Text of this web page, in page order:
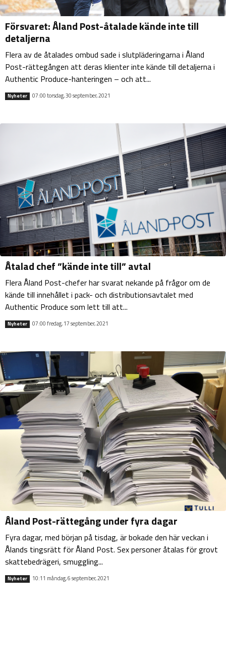
Försvaret: Åland Post-åtalade kände inte till
detaljerna
Flera av de åtalades ombud sade i slutpläderingarna i Åland
Post-rättegången att deras klienter inte kände till detaljerna i
Authentic Produce-hanteringen – och att...
Nyheter 07:00 torsdag, 30 september, 2021
Åtalad chef ”kände inte till” avtal
Flera Åland Post-chefer har svarat nekande på frågor om de
kände till innehållet i pack- och distributionsavtalet med
Authentic Produce som lett till att...
Nyheter 07:00 fredag, 17 september, 2021
Åland Post-rättegång under fyra dagar
Fyra dagar, med början på tisdag, är bokade den här veckan i
Ålands tingsrätt för Åland Post. Sex personer åtalas för grovt
skattebedrägeri, smuggling...
Nyheter 10:11 måndag, 6 september, 2021